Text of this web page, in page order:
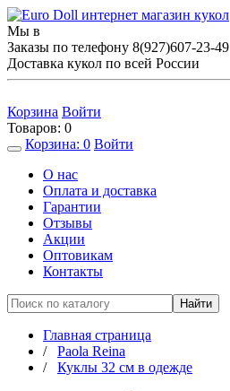
Мы в
Заказы по телефону 8(927)607-23-49
Доставка кукол по всей России
Корзина Войти
Товаров: 0
Корзина: 0 Войти
О нас
Оплата и доставка
Гарантии
Отзывы
Акции
Оптовикам
Контакты
Найти
Главная страница
/ Paola Reina
/ Куклы 32 см в одежде